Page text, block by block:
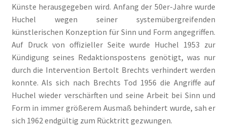
Künste herausgegeben wird. Anfang der 50er-Jahre wurde
Huchel wegen seiner systemübergreifenden
künstlerischen Konzeption für Sinn und Form angegriffen.
Auf Druck von offizieller Seite wurde Huchel 1953 zur
Kündigung seines Redaktionspostens genötigt, was nur
durch die Intervention Bertolt Brechts verhindert werden
konnte. Als sich nach Brechts Tod 1956 die Angriffe auf
Huchel wieder verschärften und seine Arbeit bei Sinn und
Form in immer größerem Ausmaß behindert wurde, sah er
sich 1962 endgültig zum Rücktritt gezwungen.